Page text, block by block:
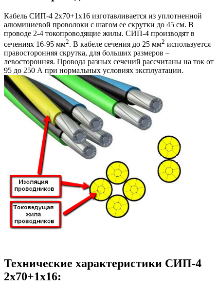
Кабель СИП-4 2х70+1х16 изготавливается из уплотненной
алюминиевой проволоки с шагом ее скрутки до 45 см. В
проводе 2-4 токопроводящие жилы. СИП-4 производят в
сечениях 16-95 мм2. В кабеле сечения до 25 мм2 используется
правосторонняя скрутка, для больших размеров –
левосторонняя. Провода разных сечений рассчитаны на ток от
95 до 250 А при нормальных условиях эксплуатации.
Технические характеристики СИП-4
2х70+1х16: